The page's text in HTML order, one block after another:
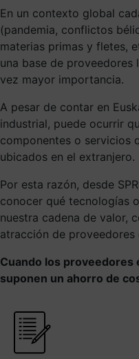
En un contexto global
(pandemia, conflictos
materias primas y fletes,
una base de
vez mayor importancia.
A pesar de contar en
industrial, puede ocurrir
componentes o servicios
ubicados en el extranjero.
Por esta razón, desde
conocer qué tecnologías
nuestra cadena de valor,
atracción de proveedores
Cuando los proveedores
suponen un ahorro de